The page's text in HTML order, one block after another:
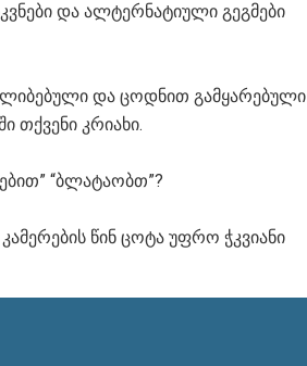
და ალტერნატიული გეგმები
და ცოდნით გამყარებული
თქვენი კრიახი.
“ბლატაობთ”?
წინ ცოტა უფრო ჭკვიანი